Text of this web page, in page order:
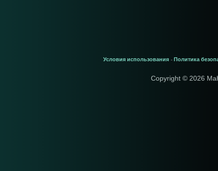
Условия использования - Политика
Copyright © 2026